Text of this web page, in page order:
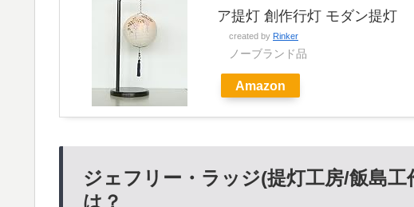
ア提灯 創作行灯 モダン提灯
created by Rinker
ノーブランド品
Amazon
ジェフリー・ラッジ(提灯工房/飯島
は？